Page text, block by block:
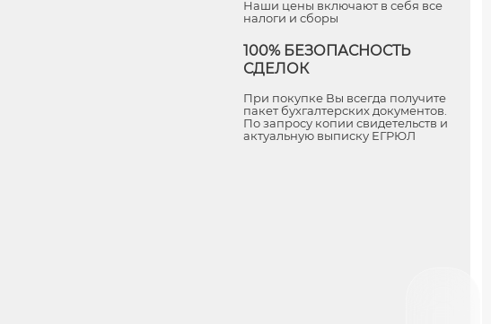
Наши цены включают в себя все
налоги и сборы
100% БЕЗОПАСНОСТЬ
СДЕЛОК
При покупке Вы всегда получите
пакет бухгалтерских документов.
По запросу копии свидетельств и
актуальную выписку ЕГРЮЛ